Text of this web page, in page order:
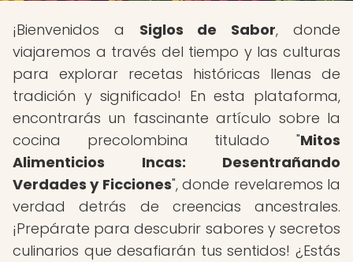
¡Bienvenidos a Siglos de Sabor, donde
viajaremos a través del tiempo y las culturas
para explorar recetas históricas llenas de
tradición y significado! En esta plataforma,
encontrarás un fascinante artículo sobre la
cocina precolombina titulado "Mitos
Alimenticios Incas: Desentrañando
Verdades y Ficciones", donde revelaremos la
verdad detrás de creencias ancestrales.
¡Prepárate para descubrir sabores y secretos
culinarios que desafiarán tus sentidos! ¿Estás